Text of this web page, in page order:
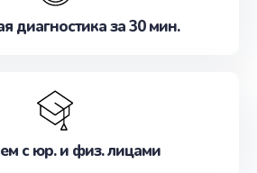
диагностика за 30 мин.
с юр. и физ. лицами